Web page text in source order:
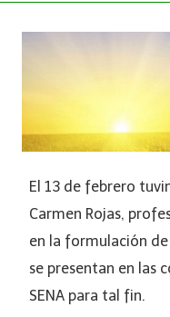
El 13 de febrero
Carmen Rojas,
en la formulación
se presentan en las
SENA para tal fin.